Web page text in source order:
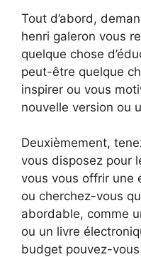
Tout d’abord,
henri galeron vous
quelque chose
peut-être quelque
inspirer ou vous
nouvelle version ou
Deuxièmement,
vous disposez pour
vous vous offrir une
ou cherchez-vous
abordable, comme
ou un livre
budget pouvez-